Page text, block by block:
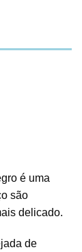
é uma
são
delicado.
de